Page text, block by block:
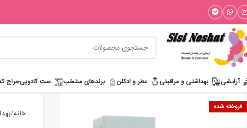
آرایشی بھداشتی و مراقبتی عطر و ادکلن برندهای منتخب ست کادوییحراج
فروخته شده
خانه